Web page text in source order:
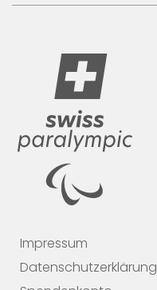
Impressum
Datenschutzerklärung